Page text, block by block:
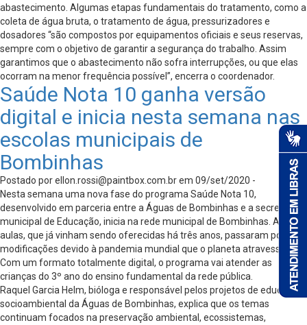
abastecimento. Algumas etapas fundamentais do tratamento, como a
coleta de água bruta, o tratamento de água, pressurizadores e
dosadores “são compostos por equipamentos oficiais e seus reservas,
sempre com o objetivo de garantir a segurança do trabalho. Assim
garantimos que o abastecimento não sofra interrupções, ou que elas
ocorram na menor frequência possível”, encerra o coordenador.
Saúde Nota 10 ganha versão
digital e inicia nesta semana nas
escolas municipais de
Bombinhas
Postado porellon.rossi@paintbox.com.brem 09/set/2020 -
Nesta semana uma nova fase do programa Saúde Nota 10,
desenvolvido em parceria entre a Águas de Bombinhas e a secretaria
municipal de Educação, inicia na rede municipal de Bombinhas. As
aulas, que já vinham sendo oferecidas há três anos, passaram por
modificações devido à pandemia mundial que o planeta atravessa.
Com um formato totalmente digital, o programa vai atender as
crianças do 3º ano do ensino fundamental da rede pública.
Raquel Garcia Helm, bióloga e responsável pelos projetos de educação
socioambiental da Águas de Bombinhas, explica que os temas
continuam focados na preservação ambiental, ecossistemas,